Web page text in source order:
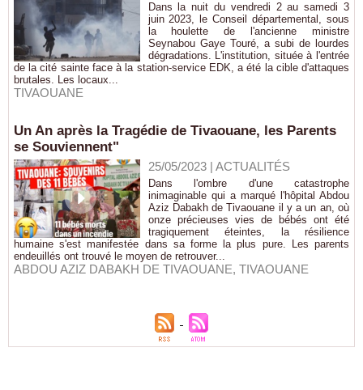
Dans la nuit du vendredi 2 au samedi 3
juin 2023, le Conseil départemental, sous
la houlette de l'ancienne ministre
Seynabou Gaye Touré, a subi de lourdes
dégradations. L'institution, située à l'entrée
de la cité sainte face à la station-service EDK, a été la cible d'attaques
brutales. Les locaux...
TIVAOUANE
Un An après la Tragédie de Tivaouane, les Parents
se Souviennent"
25/05/2023| ACTUALITÉS
Dans l'ombre d'une catastrophe
inimaginable qui a marqué l'hôpital Abdou
Aziz Dabakh de Tivaouane il y a un an, où
onze précieuses vies de bébés ont été
tragiquement éteintes, la résilience
humaine s'est manifestée dans sa forme la plus pure. Les parents
endeuillés ont trouvé le moyen de retrouver...
ABDOU AZIZ DABAKH DE TIVAOUANE, TIVAOUANE